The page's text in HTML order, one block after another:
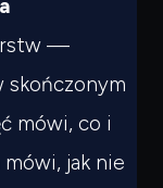
—
mówi, co i
mówi, jak nie